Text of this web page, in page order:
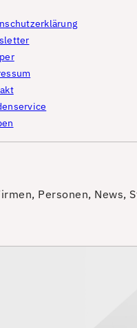
Personen, News,